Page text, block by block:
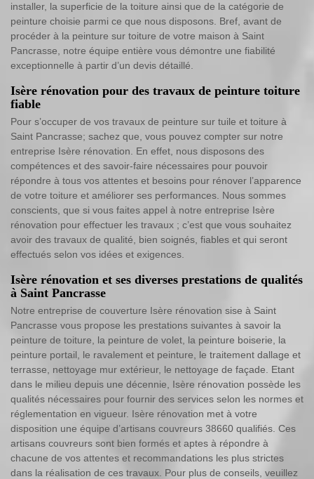
installer, la superficie de la toiture ainsi que de la catégorie de
peinture choisie parmi ce que nous disposons. Bref, avant de
procéder à la peinture sur toiture de votre maison à Saint
Pancrasse, notre équipe entière vous démontre une fiabilité
exceptionnelle à partir d’un devis détaillé.
Isère rénovation pour des travaux de peinture toiture
fiable
Pour s’occuper de vos travaux de peinture sur tuile et toiture à
Saint Pancrasse; sachez que, vous pouvez compter sur notre
entreprise Isère rénovation. En effet, nous disposons des
compétences et des savoir-faire nécessaires pour pouvoir
répondre à tous vos attentes et besoins pour rénover l’apparence
de votre toiture et améliorer ses performances. Nous sommes
conscients, que si vous faites appel à notre entreprise Isère
rénovation pour effectuer les travaux ; c’est que vous souhaitez
avoir des travaux de qualité, bien soignés, fiables et qui seront
effectués selon vos idées et exigences.
Isère rénovation et ses diverses prestations de qualités
à Saint Pancrasse
Notre entreprise de couverture Isère rénovation sise à Saint
Pancrasse vous propose les prestations suivantes à savoir la
peinture de toiture, la peinture de volet, la peinture boiserie, la
peinture portail, le ravalement et peinture, le traitement dallage et
terrasse, nettoyage mur extérieur, le nettoyage de façade. Etant
dans le milieu depuis une décennie, Isère rénovation possède les
qualités nécessaires pour fournir des services selon les normes et
réglementation en vigueur. Isère rénovation met à votre
disposition une équipe d’artisans couvreurs 38660 qualifiés. Ces
artisans couvreurs sont bien formés et aptes à répondre à
chacune de vos attentes et recommandations les plus strictes
dans la réalisation de ces travaux. Pour plus de conseils, veuillez